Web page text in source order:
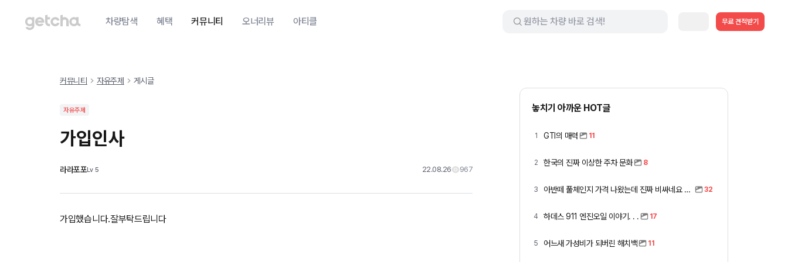
차량탐색 혜택 커뮤니티 오너리뷰 아티클 무료 견적받기
커뮤니티 자유주제 게시글
자유주제
가입인사
라라포포Lv 5 22.08.26 967
가입했습니다.잘부탁드립니다
놓치기 아까운 HOT글
1 GTI의 매력 11
2 한국의 진짜 이상한 주차 문화 8
3 아반떼 풀체인지 가격 나왔는데 진짜 비싸네요 ㅎㅎ 32
4 하데스 911 엔진오일 이야기. . . 17
5 어느새 가성비가 되버린 해치백 11